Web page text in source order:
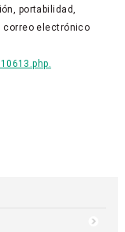
portabilidad,
correo electrónico